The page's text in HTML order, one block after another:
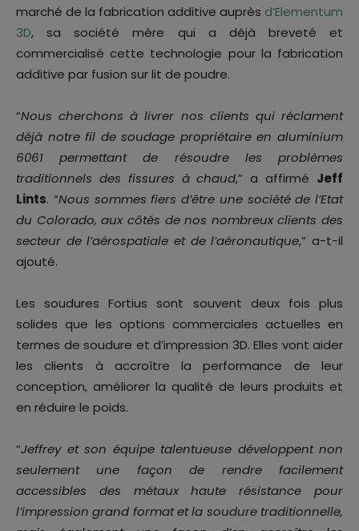
marché de la fabrication additive auprès d’Elementum
3D, sa société mère qui a déjà breveté et
commercialisé cette technologie pour la fabrication
additive par fusion sur lit de poudre.
“Nous cherchons à livrer nos clients qui réclament
déjà notre fil de soudage propriétaire en aluminium
6061 permettant de résoudre les problèmes
traditionnels des fissures à chaud,” a affirmé Jeff
Lints. “Nous sommes fiers d’être une société de l’Etat
du Colorado, aux côtés de nos nombreux clients des
secteur de l’aérospatiale et de l’aéronautique,” a-t-il
ajouté.
Les soudures Fortius sont souvent deux fois plus
solides que les options commerciales actuelles en
termes de soudure et d’impression 3D. Elles vont aider
les clients à accroître la performance de leur
conception, améliorer la qualité de leurs produits et
en réduire le poids.
“Jeffrey et son équipe talentueuse développent non
seulement une façon de rendre facilement
accessibles des métaux haute résistance pour
l’impression grand format et la soudure traditionnelle,